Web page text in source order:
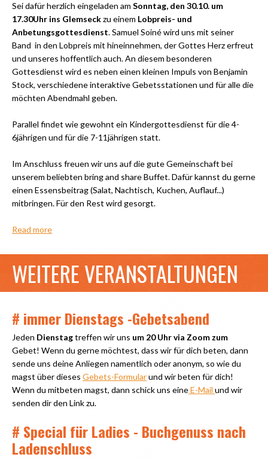
Sei dafür herzlich eingeladen am Sonntag, den 30.10. um
17.30Uhr ins Glemseckzu einem Lobpreis- und
Anbetungsgottesdienst. Samuel Soiné wird uns mit seiner
Band in den Lobpreis mit hineinnehmen, der Gottes Herz erfreut
und unseres hoffentlich auch. An diesem besonderen
Gottesdienst wird es neben einen kleinen Impuls von Benjamin
Stock, verschiedene interaktive Gebetsstationen und für alle die
möchten Abendmahl geben.
Parallel findet wie gewohnt ein Kindergottesdienst für die 4-
6jährigen und für die 7-11jährigen statt.
Im Anschluss freuen wir uns auf die gute Gemeinschaft bei
unserem beliebten bring and share Buffet. Dafür kannst du gerne
einen Essensbeitrag (Salat, Nachtisch, Kuchen, Auflauf...)
mitbringen. Für den Rest wird gesorgt.
Read more
WEITERE VERANSTALTUNGEN
# immer Dienstags -Gebetsabend
Jeden Dienstagtreffen wir uns um 20 Uhr via Zoom zum
Gebet! Wenn du gerne möchtest, dass wir für dich beten, dann
sende uns deine Anliegen namentlich oder anonym, so wie du
magst über dieses Gebets-Formularund wir beten für dich!
Wenn du mitbeten magst, dann schick uns eineE-Mail und wir
senden dir den Link zu.
# Special für Ladies - Buchgenuss nach
Ladenschluss